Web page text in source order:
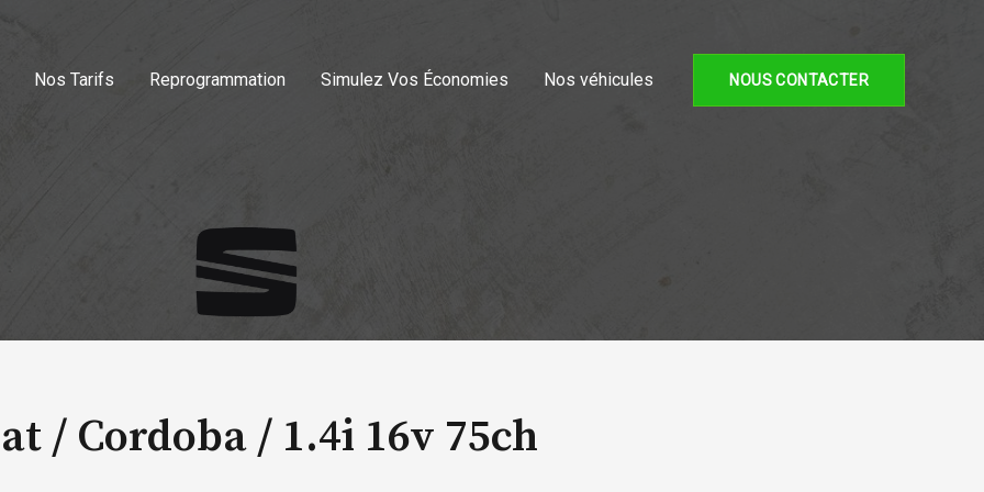
Nos Tarifs Reprogrammation Simulez Vos Économies Nos véhicules NOUS CONTACTER
/ Cordoba / 1.4i 16v 75ch